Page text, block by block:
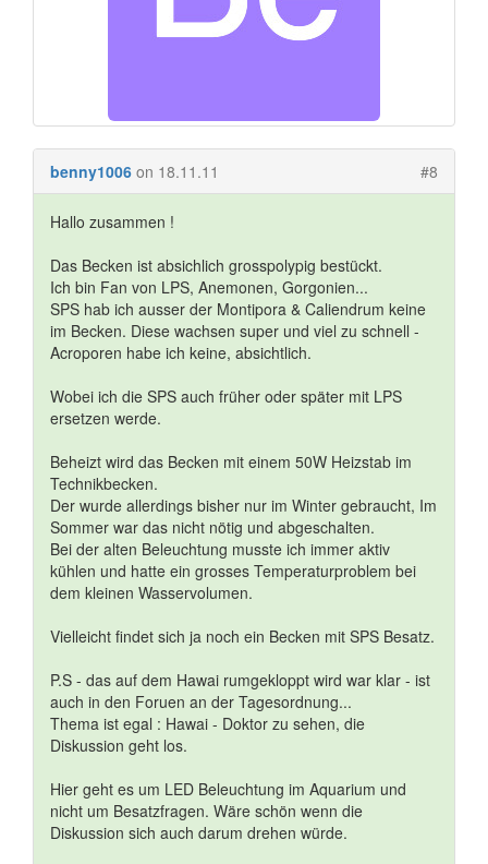
benny1006 on 18.11.11 #8
Hallo zusammen !
Das Becken ist absichlich grosspolypig bestückt.
Ich bin Fan von LPS, Anemonen, Gorgonien...
SPS hab ich ausser der Montipora & Caliendrum keine
im Becken. Diese wachsen super und viel zu schnell -
Acroporen habe ich keine, absichtlich.
Wobei ich die SPS auch früher oder später mit LPS
ersetzen werde.
Beheizt wird das Becken mit einem 50W Heizstab im
Technikbecken.
Der wurde allerdings bisher nur im Winter gebraucht, Im
Sommer war das nicht nötig und abgeschalten.
Bei der alten Beleuchtung musste ich immer aktiv
kühlen und hatte ein grosses Temperaturproblem bei
dem kleinen Wasservolumen.
Vielleicht findet sich ja noch ein Becken mit SPS Besatz.
P.S - das auf dem Hawai rumgekloppt wird war klar - ist
auch in den Foruen an der Tagesordnung...
Thema ist egal : Hawai - Doktor zu sehen, die
Diskussion geht los.
Hier geht es um LED Beleuchtung im Aquarium und
nicht um Besatzfragen. Wäre schön wenn die
Diskussion sich auch darum drehen würde.